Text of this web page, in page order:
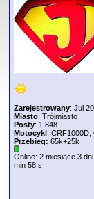
Zarejestrowany: Jul
Miasto: Trójmiasto
Posty: 1,848
Motocykl: CRF1000D,
Przebieg: 65k+25k
Online: 2 miesiące 3
min 58 s